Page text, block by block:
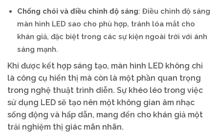
Chống chói và điều chỉnh độ sáng: Điều chỉnh độ sáng
màn hình LED sao cho phù hợp, tránh lóa mắt cho
khán giả, đặc biệt trong các sự kiện ngoài trời với ánh
sáng mạnh.
Khi được kết hợp sáng tạo, màn hình LED không chỉ
là công cụ hiển thị mà còn là một phần quan trọng
trong nghệ thuật trình diễn. Sự khéo léo trong việc
sử dụng LED sẽ tạo nên một không gian âm nhạc
sống động và hấp dẫn, mang đến cho khán giả một
trải nghiệm thị giác mãn nhãn.